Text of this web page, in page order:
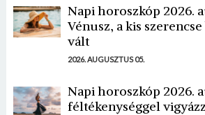
Napi horoszkóp 2026.
Vénusz, a kis
vált
2026. AUGUSZTUS 05.
Napi horoszkóp 2026.
féltékenységgel